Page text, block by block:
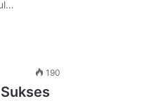
190